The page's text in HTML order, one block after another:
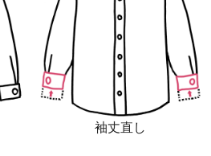
袖丈直し